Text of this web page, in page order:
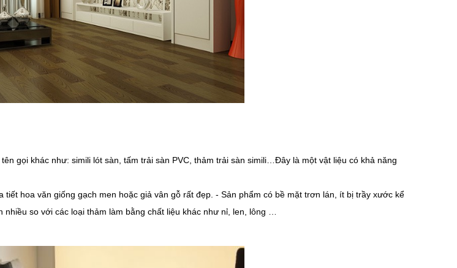
gọi khác như: simili lót sàn, tấm trải sàn PVC, thảm trải sàn simili…Đây là một vật liệu có khả năng
hoa văn giống gạch men hoặc giả vân gỗ rất đẹp. - Sản phẩm có bề mặt trơn lán, ít bị trầy xước kể
so với các loại thảm làm bằng chất liệu khác như nỉ, len, lông …